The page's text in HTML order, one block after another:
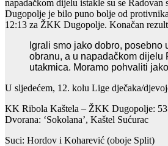
napadačkom dijelu istakle su se
Dugopolje je bilo puno bolje od
12:13 za ŽKK Dugopolje. Konačan
Igrali smo jako dobro,
obranu, a u napadačkom dijelu
utakmica. Moramo pohvaliti
U sljedećem, 12. kolu Lige dječaka/
KK Ribola Kaštela – ŽKK Dugopolje:
Dvorana: ‘Sokolana’, Kaštel Sućurac
Suci: Hordov i Koharević (oboje Split)